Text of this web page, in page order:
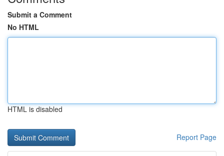
Submit a Comment
No HTML
HTML is disabled
Report Page